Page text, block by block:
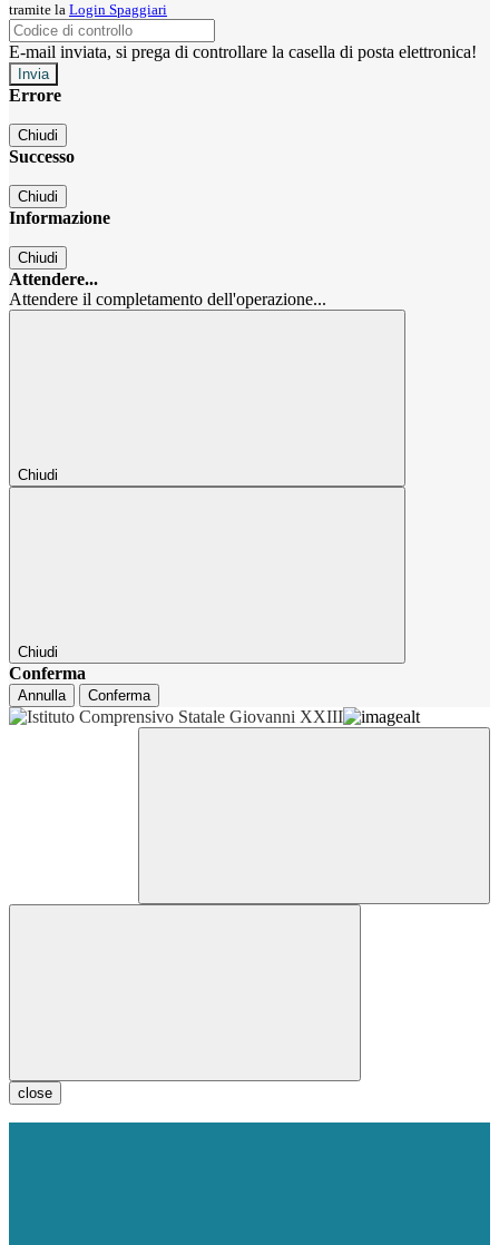
tramite la Login Spaggiari
E-mail inviata, si prega di controllare la casella di posta elettronica!
Errore
Chiudi
Successo
Chiudi
Informazione
Chiudi
Attendere...
Attendere il completamento dell'operazione...
Chiudi
Chiudi
Conferma
Annulla Conferma
close